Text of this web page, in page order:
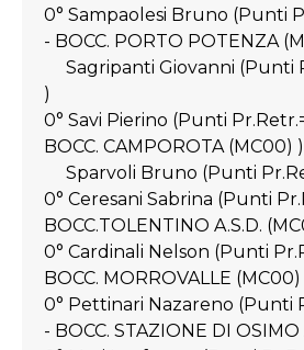
0° Sampaolesi Bruno (Punti
- BOCC. PORTO POTENZA
Sagripanti Giovanni (Punti
)
0° Savi Pierino (Punti
BOCC. CAMPOROTA (MC00) )
Sparvoli Bruno (Punti
0° Ceresani Sabrina (Punti
BOCC.TOLENTINO A.S.D.
0° Cardinali Nelson (Punti
BOCC. MORROVALLE (MC00)
0° Pettinari Nazareno (Punti
- BOCC. STAZIONE DI OSIMO